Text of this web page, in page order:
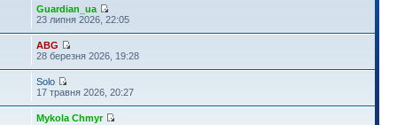
Guardian_ua
23 липня 2026, 22:05
ABG
28 березня 2026, 19:28
Solo
17 травня 2026, 20:27
Mykola Chmyr